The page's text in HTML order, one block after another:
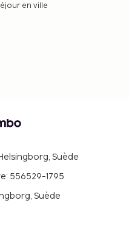
en ville
Suède
556529-1795
Suède